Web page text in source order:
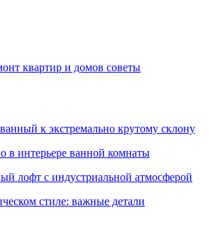
квартир и домов советы
к экстремально крутому склону
в интерьере ванной комнаты
лофт с индустриальной атмосферой
стиле: важные детали